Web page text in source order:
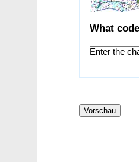
What
Enter the